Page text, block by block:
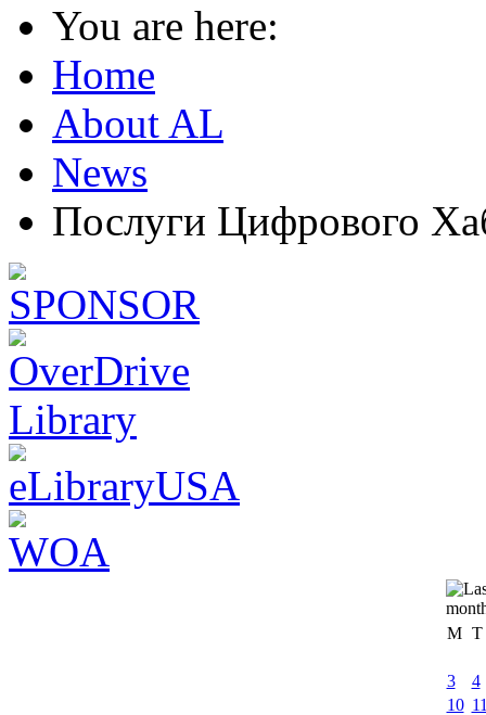
You are here:
Home
About AL
News
Послуги Цифрового
M T
3
4
10